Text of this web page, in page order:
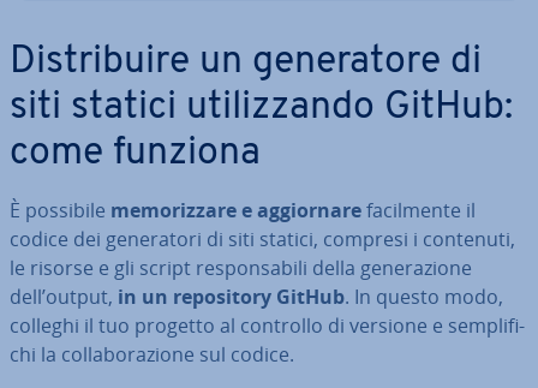
Di­stri­bui­re un ge­ne­ra­to­re di
siti statici uti­liz­zan­do GitHub:
come funziona
È possibile me­mo­riz­za­re e ag­gior­na­refa­cil­men­te il
codice dei ge­ne­ra­to­ri di siti statici, compresi i contenuti,
le risorse e gli script re­spon­sa­bi­li della ge­ne­ra­zio­ne
dell’output, in un re­po­si­to­ry GitHub. In questo modo,
colleghi il tuo progetto al controllo di versione e sem­pli­fi­
chi la col­la­bo­ra­zio­ne sul codice.